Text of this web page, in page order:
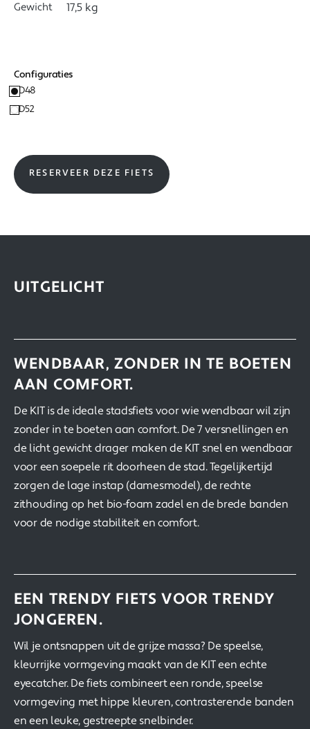
Gewicht 17,5 kg
Configuraties
D48
D52
RESERVEER DEZE FIETS
UITGELICHT
WENDBAAR, ZONDER IN TE BOETEN
AAN COMFORT.
De KIT is de ideale stadsfiets voor wie wendbaar wil zijn
zonder in te boeten aan comfort. De 7 versnellingen en
de licht gewicht drager maken de KIT snel en wendbaar
voor een soepele rit doorheen de stad. Tegelijkertijd
zorgen de lage instap (damesmodel), de rechte
zithouding op het bio-foam zadel en de brede banden
voor de nodige stabiliteit en comfort.
EEN TRENDY FIETS VOOR TRENDY
JONGEREN.
Wil je ontsnappen uit de grijze massa? De speelse,
kleurrijke vormgeving maakt van de KIT een echte
eyecatcher. De fiets combineert een ronde, speelse
vormgeving met hippe kleuren, contrasterende banden
en een leuke, gestreepte snelbinder.